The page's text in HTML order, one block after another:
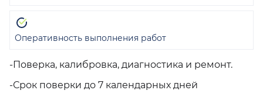
-Поверка, калибровка, диагностика и ремонт.
-Срок поверки до 7 календарных дней
Оперативность выполнения работ